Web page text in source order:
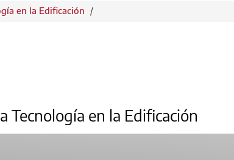
en la Edificación /
EN LA EDIFICACIÓN
Tecnología en la Edificación